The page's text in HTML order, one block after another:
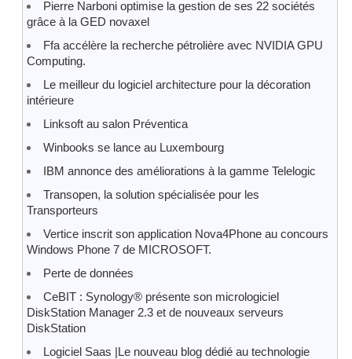
Pierre Narboni optimise la gestion de ses 22 sociétés
grâce à la GED novaxel
Ffa accélère la recherche pétrolière avec NVIDIA GPU
Computing.
Le meilleur du logiciel architecture pour la décoration
intérieure
Linksoft au salon Préventica
Winbooks se lance au Luxembourg
IBM annonce des améliorations à la gamme Telelogic
Transopen, la solution spécialisée pour les
Transporteurs
Vertice inscrit son application Nova4Phone au concours
Windows Phone 7 de MICROSOFT.
Perte de données
CeBIT : Synology® présente son micrologiciel
DiskStation Manager 2.3 et de nouveaux serveurs
DiskStation
Logiciel Saas |Le nouveau blog dédié au technologie